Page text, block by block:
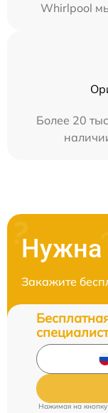
Whirlpool
Более 20
Нужна
Закажите
Нажимая на